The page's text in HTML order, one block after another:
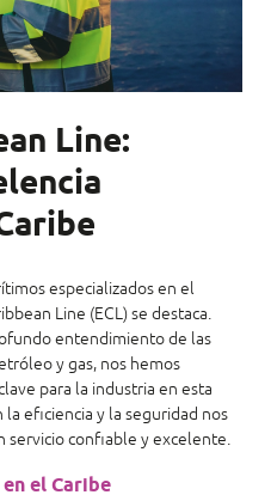
Line:
especializados en el
Line (ECL) se destaca.
entendimiento de las
y gas, nos hemos
para la industria en esta
eficiencia y la seguridad nos
servicio confiable y excelente.
el Caribe